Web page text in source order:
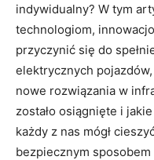
indywidualny? W tym
technologiom,
przyczynić się do
elektrycznych
nowe rozwiązania w
zostało osiągnięte i
każdy z nas mógł
bezpiecznym